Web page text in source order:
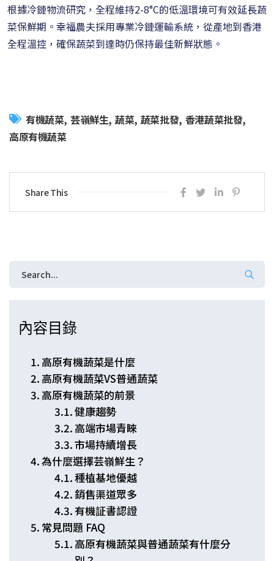
根據冷鏈物流研究，全程維持2-8°C的低溫環境可有效延長蔬
菜保鮮期。幸福農夫採用專業冷鏈運輸系統，從產地到香港
全程溫控，確保蔬菜到達時仍保持最佳新鮮狀態。
有機蔬菜 芸嶺鮮生 蔬菜 蔬菜批發 香港蔬菜批發
高原有機蔬菜
Share This
內容目錄
高原有機蔬菜是什麼
高原有機蔬菜VS普通蔬菜
高原有機蔬菜的前景
健康趨勢
高端市場青睞
市場持續增長
為什麼選擇芸嶺鮮生？
種植基地優越
銷售渠道眾多
有機証書認證
常見問題 FAQ
高原有機蔬菜與普通蔬菜有什麼分